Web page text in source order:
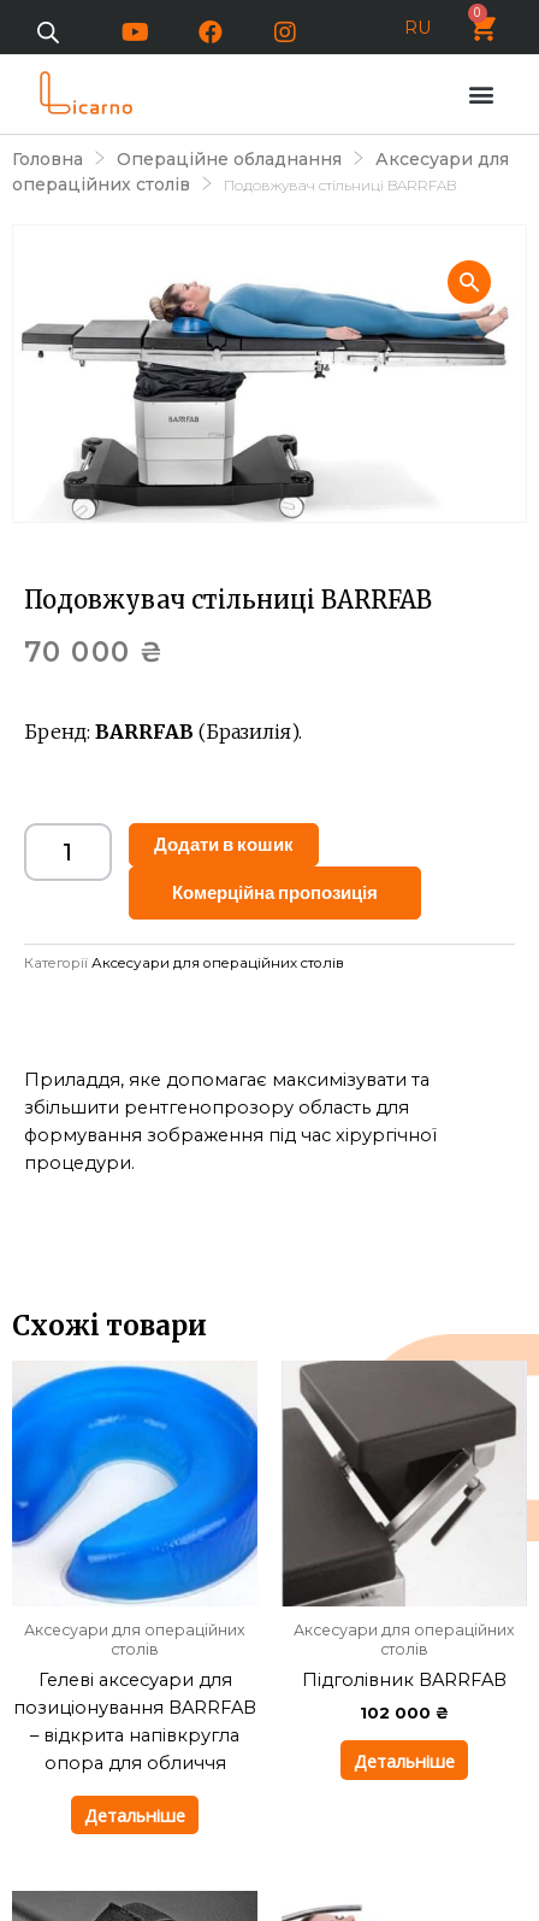
RU
0
Головна Операційне обладнання
Аксесуари для
операційних столів
Подовжувач стільниці BARRFAB
Подовжувач стільниці BARRFAB
70 000 ₴
Бренд: BARRFAB (Бразилія).
Додати в кошик
Комерційна пропозиція
Категорії Аксесуари для операційних столів
Приладдя, яке допомагає максимізувати та
збільшити рентгенопрозору область для
формування зображення під час хірургічної
процедури.
Схожі товари
Аксесуари для операційних
столів
Гелеві аксесуари для
позиціонування BARRFAB
– відкрита напівкругла
опора для обличчя
Детальніше
Аксесуари для операційних
столів
Підголівник BARRFAB
102 000 ₴
Детальніше